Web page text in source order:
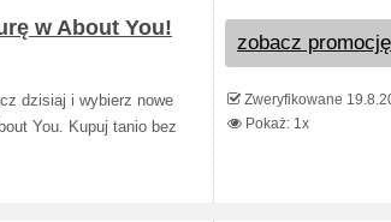
w About You!
dzisiaj i wybierz nowe
You. Kupuj tanio bez
zobacz promocję
Zweryfikowane
Pokaż: 1x